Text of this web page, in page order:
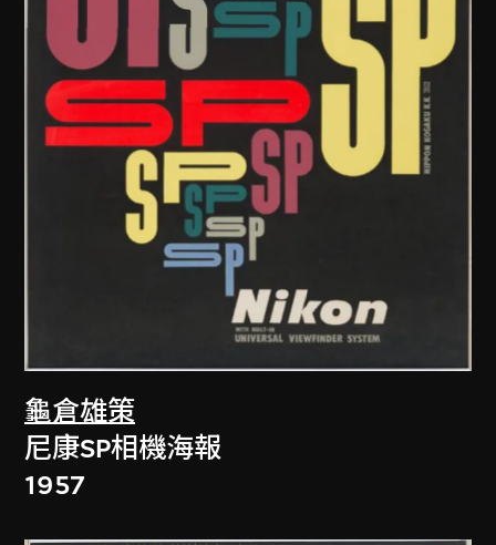
龜倉雄策
尼康SP相機海報
1957